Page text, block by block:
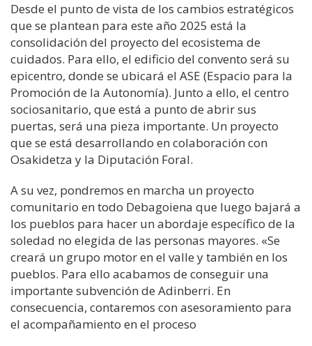
Desde el punto de vista de los cambios estratégicos
que se plantean para este año 2025 está la
consolidación del proyecto del ecosistema de
cuidados. Para ello, el edificio del convento será su
epicentro, donde se ubicará el ASE (Espacio para la
Promoción de la Autonomía). Junto a ello, el centro
sociosanitario, que está a punto de abrir sus
puertas, será una pieza importante. Un proyecto
que se está desarrollando en colaboración con
Osakidetza y la Diputación Foral.
A su vez, pondremos en marcha un proyecto
comunitario en todo Debagoiena que luego bajará a
los pueblos para hacer un abordaje específico de la
soledad no elegida de las personas mayores. «Se
creará un grupo motor en el valle y también en los
pueblos. Para ello acabamos de conseguir una
importante subvención de Adinberri. En
consecuencia, contaremos con asesoramiento para
el acompañamiento en el proceso